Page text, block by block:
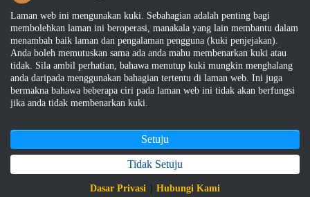
Notification Subscription
Butiran 15 Mei 2025 1221188
Please subscribe to get the latest TBT notifications to be sent to you
via emails
Laman web ini mengunakan kuki. Sebahagian adalah penting bagi
membolehkan laman ini beroperasi, manakala yang lain membantu dalam
menambah baik laman dan pengalaman pengguna (kuki penjejakan).
Anda boleh memutuskan sama ada anda mahu membenarkan kuki atau
tidak. Sila ambil perhatian, bahawa menutup kuki mungkin menghalang
anda daripada menggunakan bahagian tertentu di laman web. Ini juga
bermakna bahawa beberapa ciri pada laman web ini tidak akan berfungsi
jika anda tidak membenarkan kuki.
Setuju
Tidak Setuju
Dasar Privasi Hubungi Kami